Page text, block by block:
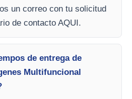
un correo con tu solicitud
de contacto AQUI.
de entrega de
Multifuncional